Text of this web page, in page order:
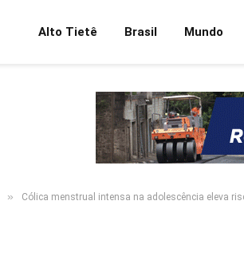
Alto Tietê Brasil Mundo
» Cólica menstrual intensa na adolescência eleva